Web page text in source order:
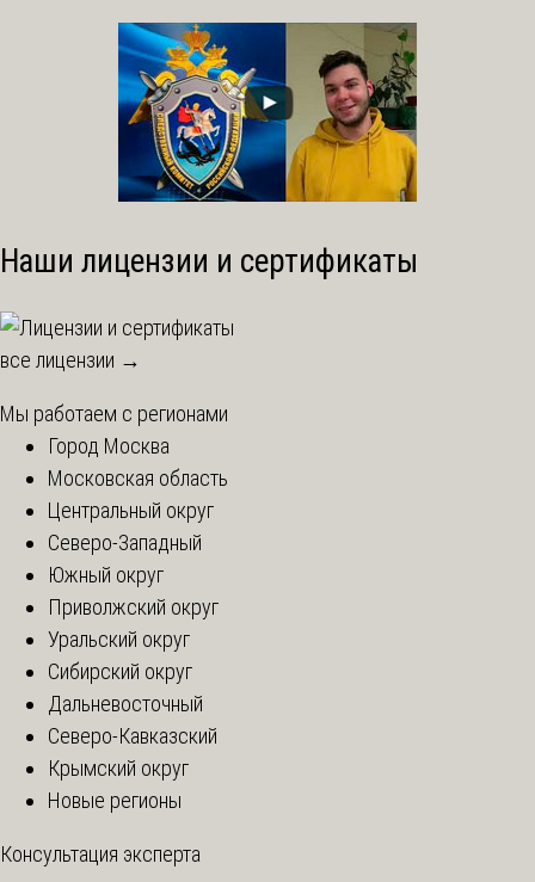
Наши лицензии и сертификаты
все лицензии →
Мы работаем с регионами
Город Москва
Московская область
Центральный округ
Северо-Западный
Южный округ
Приволжский округ
Уральский округ
Сибирский округ
Дальневосточный
Северо-Кавказский
Крымский округ
Новые регионы
Консультация эксперта